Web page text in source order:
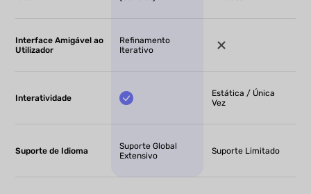
Interface Amigável ao
Utilizador
Refinamento
Iterativo
Interatividade
Estática / Única
Vez
Suporte de Idioma
Suporte Global
Extensivo
Suporte Limitado